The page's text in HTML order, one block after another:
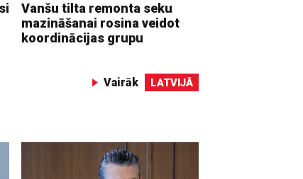
Vanšu tilta remonta seku
mazināšanai rosina veidot
koordinācijas grupu
Vairāk LATVIJĀ